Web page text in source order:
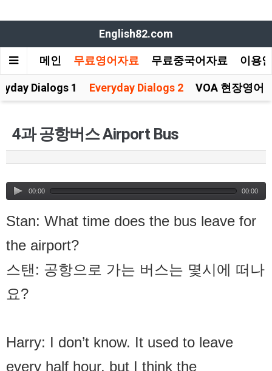
English82.com
메인 무료영어자료 무료중국어자료 이용
Dialogs 1 Everyday Dialogs 2 VOA 현장영어
4과 공항버스 Airport Bus
00:00 00:00
Stan: What time does the bus leave for
the airport?
스탠: 공항으로 가는 버스는 몇시에 떠나
요?
Harry: I don’t know. It used to leave
every half hour, but I think the